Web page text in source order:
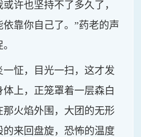
许也坚持不了多久了，
依靠你自己了。”药老的声
一怔，目光一扫，这才发
上，正笼罩着一层森白
那火焰外围，大团的无形
的来回盘旋，恐怖的温度